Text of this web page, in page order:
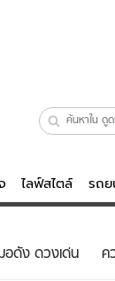
ไลฟ์สไตล์ รถ
ไลฟ์สไ
อดัง ดวงเด่น ค